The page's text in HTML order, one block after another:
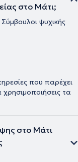
στο Μάτι;
ψυχικής
που παρέχει
τα
στο Μάτι